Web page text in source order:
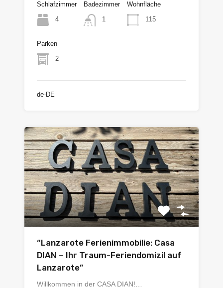
Schlafzimmer
4
Badezimmer
1
Wohnfläche
115
Parken
2
de-DE
“Lanzarote Ferienimmobilie: Casa
DIAN – Ihr Traum-Feriendomizil auf
Lanzarote”
Willkommen in der CASA DIAN!…